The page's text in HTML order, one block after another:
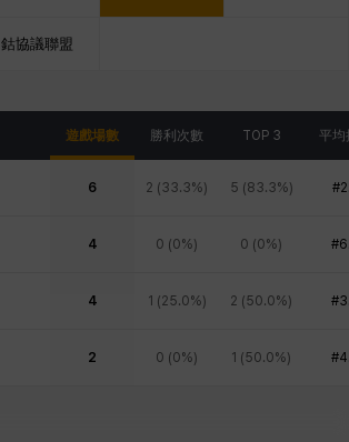
鈷協議聯盟
遊戲場數 勝利次數 TOP 3 平均
6 2 (33.3%) 5 (83.3%)
4 0 (0%) 0 (0%)
4 1 (25.0%) 2 (50.0%)
2 0 (0%) 1 (50.0%)